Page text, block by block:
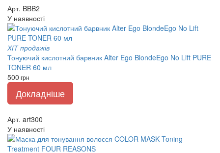
Арт. BBB2
У наявності
ХІТ продажів
Тонуючий кислотний барвник Alter Ego BlondeEgo No Lift PURE
TONER 60 мл
500 грн
Докладніше
Арт. art300
У наявності